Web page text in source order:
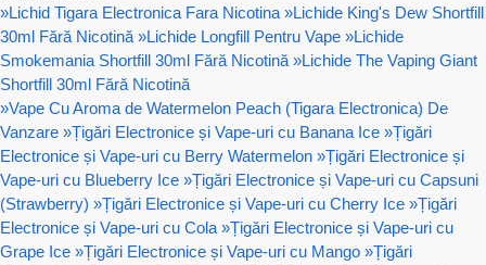
»Lichid Tigara Electronica Fara Nicotina »Lichide King's Dew Shortfill
30ml Fără Nicotină »Lichide Longfill Pentru Vape »Lichide
Smokemania Shortfill 30ml Fără Nicotină »Lichide The Vaping Giant
Shortfill 30ml Fără Nicotină
»Vape Cu Aroma de Watermelon Peach (Tigara Electronica) De
Vanzare »Țigări Electronice și Vape-uri cu Banana Ice »Țigări
Electronice și Vape-uri cu Berry Watermelon »Țigări Electronice și
Vape-uri cu Blueberry Ice »Țigări Electronice și Vape-uri cu Capsuni
(Strawberry) »Țigări Electronice și Vape-uri cu Cherry Ice »Țigări
Electronice și Vape-uri cu Cola »Țigări Electronice și Vape-uri cu
Grape Ice »Țigări Electronice și Vape-uri cu Mango »Țigări